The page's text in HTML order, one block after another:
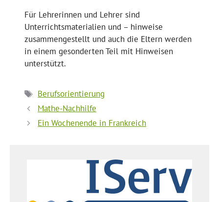
Für Lehrerinnen und Lehrer sind
Unterrichtsmaterialien und – hinweise
zusammengestellt und auch die Eltern werden
in einem gesonderten Teil mit Hinweisen
unterstützt.
Schlagwörter
Berufsorientierung
Mathe-Nachhilfe
Ein Wochenende in Frankreich